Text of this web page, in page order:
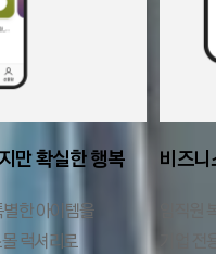
만 확실한 행복
별한 아이템을
럭셔리로
비즈